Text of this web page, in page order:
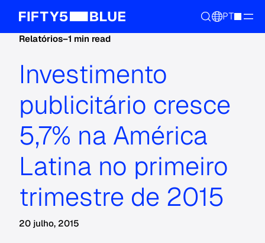
PT
Relatórios–1 min read
Investimento
publicitário cresce
5,7% na América
Latina no primeiro
trimestre de 2015
20 julho, 2015